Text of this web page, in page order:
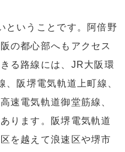
ということです。阿倍野
の都心部へもアクセス
る路線には、JR大阪環
阪堺電気軌道上町線、
速電気軌道御堂筋線、
ります。阪堺電気軌道
を越えて浪速区や堺市